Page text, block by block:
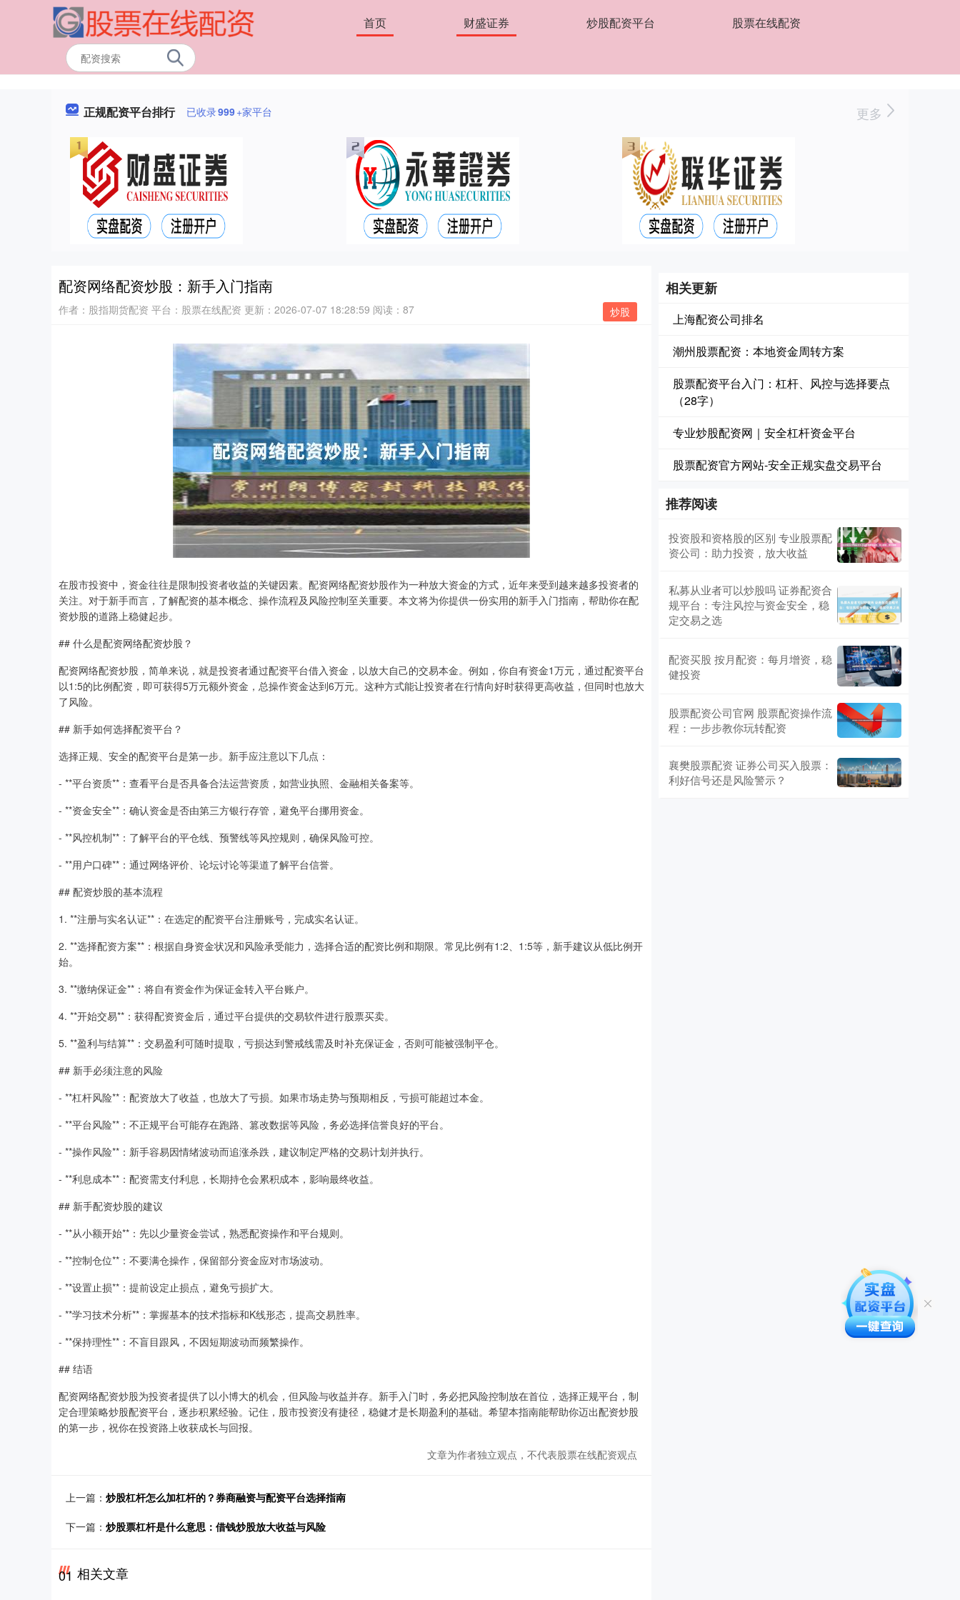
首页 财盛证券 炒股配资平台 股票在线配资
正规配资平台排行 已收录999+家平台 更多
配资网络配资炒股：新手入门指南
炒股
作者：股指期货配资 平台：股票在线配资 更新：2026-07-07 18:28:59 阅读：87
在股市投资中，资金往往是限制投资者收益的关键因素。配资网络配资炒股作为一种放大资金的方式，近年来受到越来越多投资者的
关注。对于新手而言，了解配资的基本概念、操作流程及风险控制至关重要。本文将为你提供一份实用的新手入门指南，帮助你在配
资炒股的道路上稳健起步。
## 什么是配资网络配资炒股？
配资网络配资炒股，简单来说，就是投资者通过配资平台借入资金，以放大自己的交易本金。例如，你自有资金1万元，通过配资平台
以1:5的比例配资，即可获得5万元额外资金，总操作资金达到6万元。这种方式能让投资者在行情向好时获得更高收益，但同时也放大
了风险。
## 新手如何选择配资平台？
选择正规、安全的配资平台是第一步。新手应注意以下几点：
- **平台资质**：查看平台是否具备合法运营资质，如营业执照、金融相关备案等。
- **资金安全**：确认资金是否由第三方银行存管，避免平台挪用资金。
- **风控机制**：了解平台的平仓线、预警线等风控规则，确保风险可控。
- **用户口碑**：通过网络评价、论坛讨论等渠道了解平台信誉。
## 配资炒股的基本流程
1. **注册与实名认证**：在选定的配资平台注册账号，完成实名认证。
2. **选择配资方案**：根据自身资金状况和风险承受能力，选择合适的配资比例和期限。常见比例有1:2、1:5等，新手建议从低比例开
始。
3. **缴纳保证金**：将自有资金作为保证金转入平台账户。
4. **开始交易**：获得配资资金后，通过平台提供的交易软件进行股票买卖。
5. **盈利与结算**：交易盈利可随时提取，亏损达到警戒线需及时补充保证金，否则可能被强制平仓。
## 新手必须注意的风险
- **杠杆风险**：配资放大了收益，也放大了亏损。如果市场走势与预期相反，亏损可能超过本金。
- **平台风险**：不正规平台可能存在跑路、篡改数据等风险，务必选择信誉良好的平台。
- **操作风险**：新手容易因情绪波动而追涨杀跌，建议制定严格的交易计划并执行。
- **利息成本**：配资需支付利息，长期持仓会累积成本，影响最终收益。
## 新手配资炒股的建议
- **从小额开始**：先以少量资金尝试，熟悉配资操作和平台规则。
- **控制仓位**：不要满仓操作，保留部分资金应对市场波动。
- **设置止损**：提前设定止损点，避免亏损扩大。
- **学习技术分析**：掌握基本的技术指标和K线形态，提高交易胜率。
- **保持理性**：不盲目跟风，不因短期波动而频繁操作。
## 结语
配资网络配资炒股为投资者提供了以小博大的机会，但风险与收益并存。新手入门时，务必把风险控制放在首位，选择正规平台，制
定合理策略炒股配资平台，逐步积累经验。记住，股市投资没有捷径，稳健才是长期盈利的基础。希望本指南能帮助你迈出配资炒股
的第一步，祝你在投资路上收获成长与回报。
文章为作者独立观点，不代表股票在线配资观点
上一篇： 炒股杠杆怎么加杠杆的？券商融资与配资平台选择指南
下一篇： 炒股票杠杆是什么意思：借钱炒股放大收益与风险
01 相关文章
相关更新
上海配资公司排名
潮州股票配资：本地资金周转方案
股票配资平台入门：杠杆、风控与选择要点
（28字）
专业炒股配资网｜安全杠杆资金平台
股票配资官方网站-安全正规实盘交易平台
推荐阅读
投资股和资格股的区别 专业股票配
资公司：助力投资，放大收益
私募从业者可以炒股吗 证券配资合
规平台：专注风控与资金安全，稳
定交易之选
配资买股 按月配资：每月增资，稳
健投资
股票配资公司官网 股票配资操作流
程：一步步教你玩转配资
襄樊股票配资 证券公司买入股票：
利好信号还是风险警示？